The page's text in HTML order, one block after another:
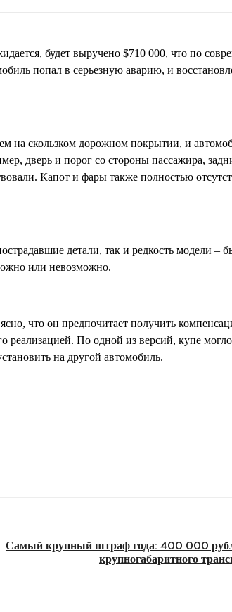
будет выручено $710 000, что по
попал в серьезную аварию, и
на скользком дорожном покрытии, и
дверь и порог со стороны пассажира,
Капот и фары также полностью
детали, так и редкость модели –
или невозможно.
что он предпочитает получить
реализацией. По одной из версий, купе
на другой автомобиль.
Самый крупный штраф года: 400 000
крупногабаритного